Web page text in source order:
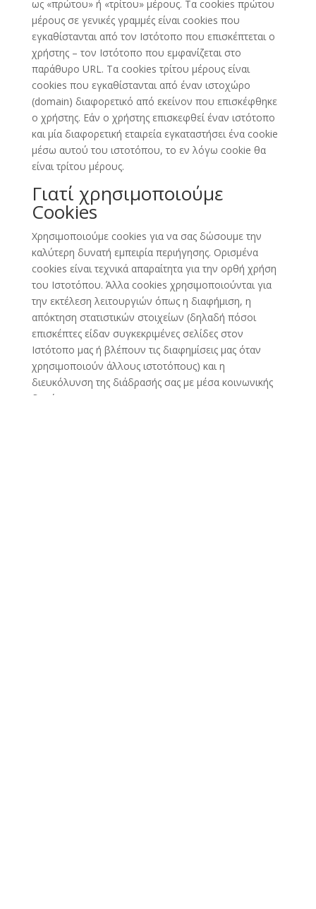
ως «πρώτου» ή «τρίτου» μέρους. Τα cookies πρώτου
μέρους σε γενικές γραμμές είναι cookies που
εγκαθίστανται από τον Ιστότοπο που επισκέπτεται ο
χρήστης – τον Ιστότοπο που εμφανίζεται στο
παράθυρο URL. Τα cookies τρίτου μέρους είναι
cookies που εγκαθίστανται από έναν ιστοχώρο
(domain) διαφορετικό από εκείνον που επισκέφθηκε
ο χρήστης. Εάν ο χρήστης επισκεφθεί έναν ιστότοπο
και μία διαφορετική εταιρεία εγκαταστήσει ένα cookie
μέσω αυτού του ιστοτόπου, το εν λόγω cookie θα
είναι τρίτου μέρους.
Γιατί χρησιμοποιούμε
Cookies
Χρησιμοποιούμε cookies για να σας δώσουμε την
καλύτερη δυνατή εμπειρία περιήγησης. Ορισμένα
cookies είναι τεχνικά απαραίτητα για την ορθή χρήση
του Ιστοτόπου. Άλλα cookies χρησιμοποιούνται για
την εκτέλεση λειτουργιών όπως η διαφήμιση, η
απόκτηση στατιστικών στοιχείων (δηλαδή πόσοι
επισκέπτες είδαν συγκεκριμένες σελίδες στον
Ιστότοπο μας ή βλέπουν τις διαφημίσεις μας όταν
χρησιμοποιούν άλλους ιστοτόπους) και η
διευκόλυνση της διάδρασής σας με μέσα κοινωνικής
δικτύωσης.